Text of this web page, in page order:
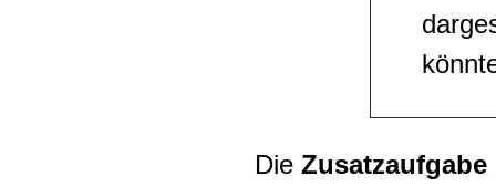
Die Zusatzaufgabe